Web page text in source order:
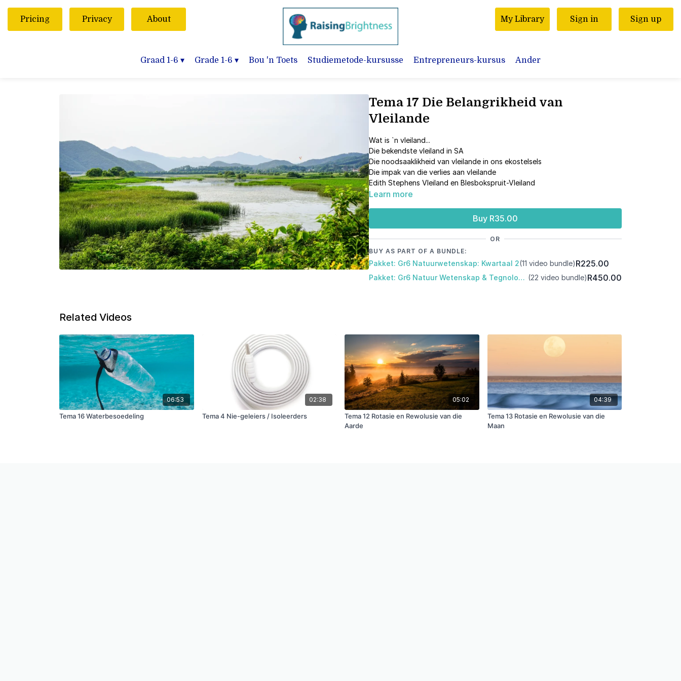
Pricing Privacy About My Library Sign in Sign up
Graad 1-6 ▾ Grade 1-6 ▾ Bou 'n Toets Studiemetode-kursusse Entrepreneurs-kursus Ander
Tema 17 Die Belangrikheid van
Vleilande
Wat is `n vleiland...
Die bekendste vleiland in SA
Die noodsaaklikheid van vleilande in ons ekostelsels
Die impak van die verlies aan vleilande
Edith Stephens Vleiland en Blesbokspruit-Vleiland
Learn more
Buy R35.00
OR
BUY AS PART OF A BUNDLE:
Pakket: Gr6 Natuurwetenskap: Kwartaal 2(11 video bundle)R225.00
Pakket: Gr6 Natuur Wetenskap & Tegnologie: Kwartaal 1 & 2 (22 video bundle)R450.00
Related Videos
06:53
Tema 16 Waterbesoedeling
02:38
Tema 4 Nie-geleiers / Isoleerders
05:02
Tema 12 Rotasie en Rewolusie van die
Aarde
04:39
Tema 13 Rotasie en Rewolusie van die
Maan